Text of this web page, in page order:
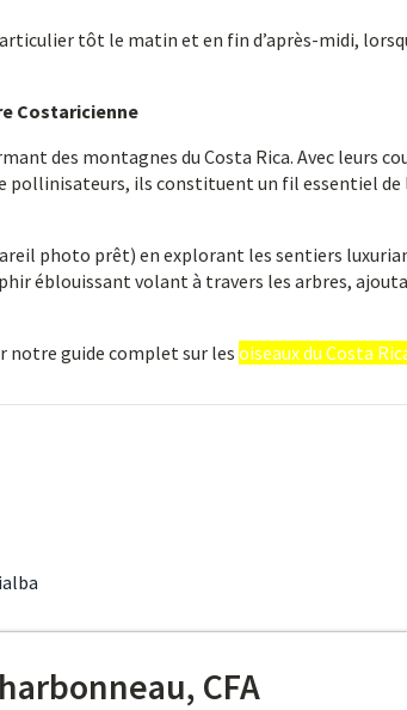
tôt le matin et en fin d’après-midi,
Costaricienne
des montagnes du Costa Rica. Avec leurs
ils constituent un fil essentiel de
photo prêt) en explorant les sentiers
éblouissant volant à travers les arbres,
notre guide complet sur les oiseaux du Costa
CFA